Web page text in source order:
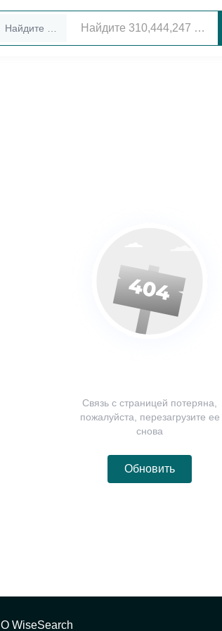
Связь с страницей потеряна,
пожалуйста, перезагрузите ее
снова
Обновить
О WiseSearch